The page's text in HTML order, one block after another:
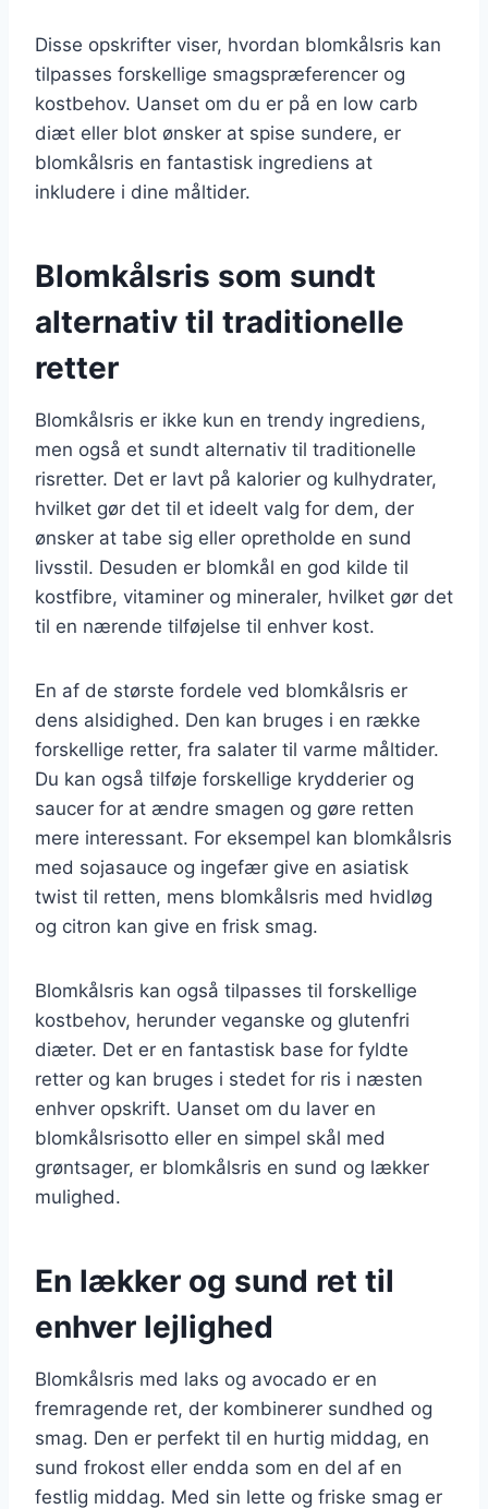
Disse opskrifter viser, hvordan blomkålsris kan
tilpasses forskellige smagspræferencer og
kostbehov. Uanset om du er på en low carb
diæt eller blot ønsker at spise sundere, er
blomkålsris en fantastisk ingrediens at
inkludere i dine måltider.
Blomkålsris som sundt
alternativ til traditionelle
retter
Blomkålsris er ikke kun en trendy ingrediens,
men også et sundt alternativ til traditionelle
risretter. Det er lavt på kalorier og kulhydrater,
hvilket gør det til et ideelt valg for dem, der
ønsker at tabe sig eller opretholde en sund
livsstil. Desuden er blomkål en god kilde til
kostfibre, vitaminer og mineraler, hvilket gør det
til en nærende tilføjelse til enhver kost.
En af de største fordele ved blomkålsris er
dens alsidighed. Den kan bruges i en række
forskellige retter, fra salater til varme måltider.
Du kan også tilføje forskellige krydderier og
saucer for at ændre smagen og gøre retten
mere interessant. For eksempel kan blomkålsris
med sojasauce og ingefær give en asiatisk
twist til retten, mens blomkålsris med hvidløg
og citron kan give en frisk smag.
Blomkålsris kan også tilpasses til forskellige
kostbehov, herunder veganske og glutenfri
diæter. Det er en fantastisk base for fyldte
retter og kan bruges i stedet for ris i næsten
enhver opskrift. Uanset om du laver en
blomkålsrisotto eller en simpel skål med
grøntsager, er blomkålsris en sund og lækker
mulighed.
En lækker og sund ret til
enhver lejlighed
Blomkålsris med laks og avocado er en
fremragende ret, der kombinerer sundhed og
smag. Den er perfekt til en hurtig middag, en
sund frokost eller endda som en del af en
festlig middag. Med sin lette og friske smag er